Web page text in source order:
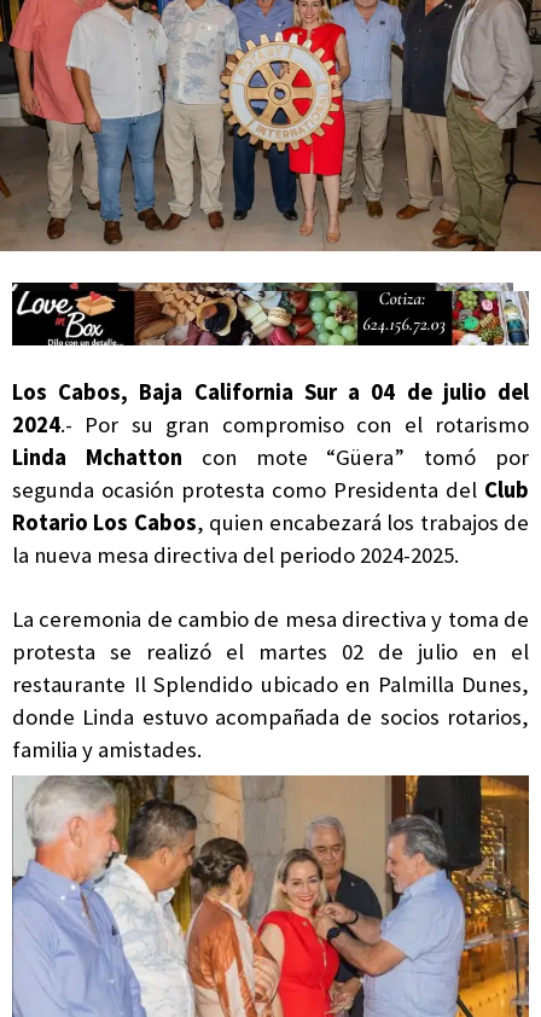
Campesina
Los Cabos, Baja California Sur a 04 de julio del
2024.- Por su gran compromiso con el rotarismo
Linda Mchatton con mote “Güera” tomó por
segunda ocasión protesta como Presidenta del Club
Rotario Los Cabos, quien encabezará los trabajos de
la nueva mesa directiva del periodo 2024-2025.
La ceremonia de cambio de mesa directiva y toma de
protesta se realizó el martes 02 de julio en el
restaurante Il Splendido ubicado en Palmilla Dunes,
donde Linda estuvo acompañada de socios rotarios,
familia y amistades.